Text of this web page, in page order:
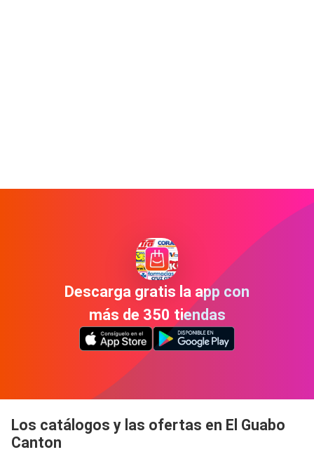
Descarga gratis la app con
más de 350 tiendas
Los catálogos y las ofertas en El Guabo
Canton